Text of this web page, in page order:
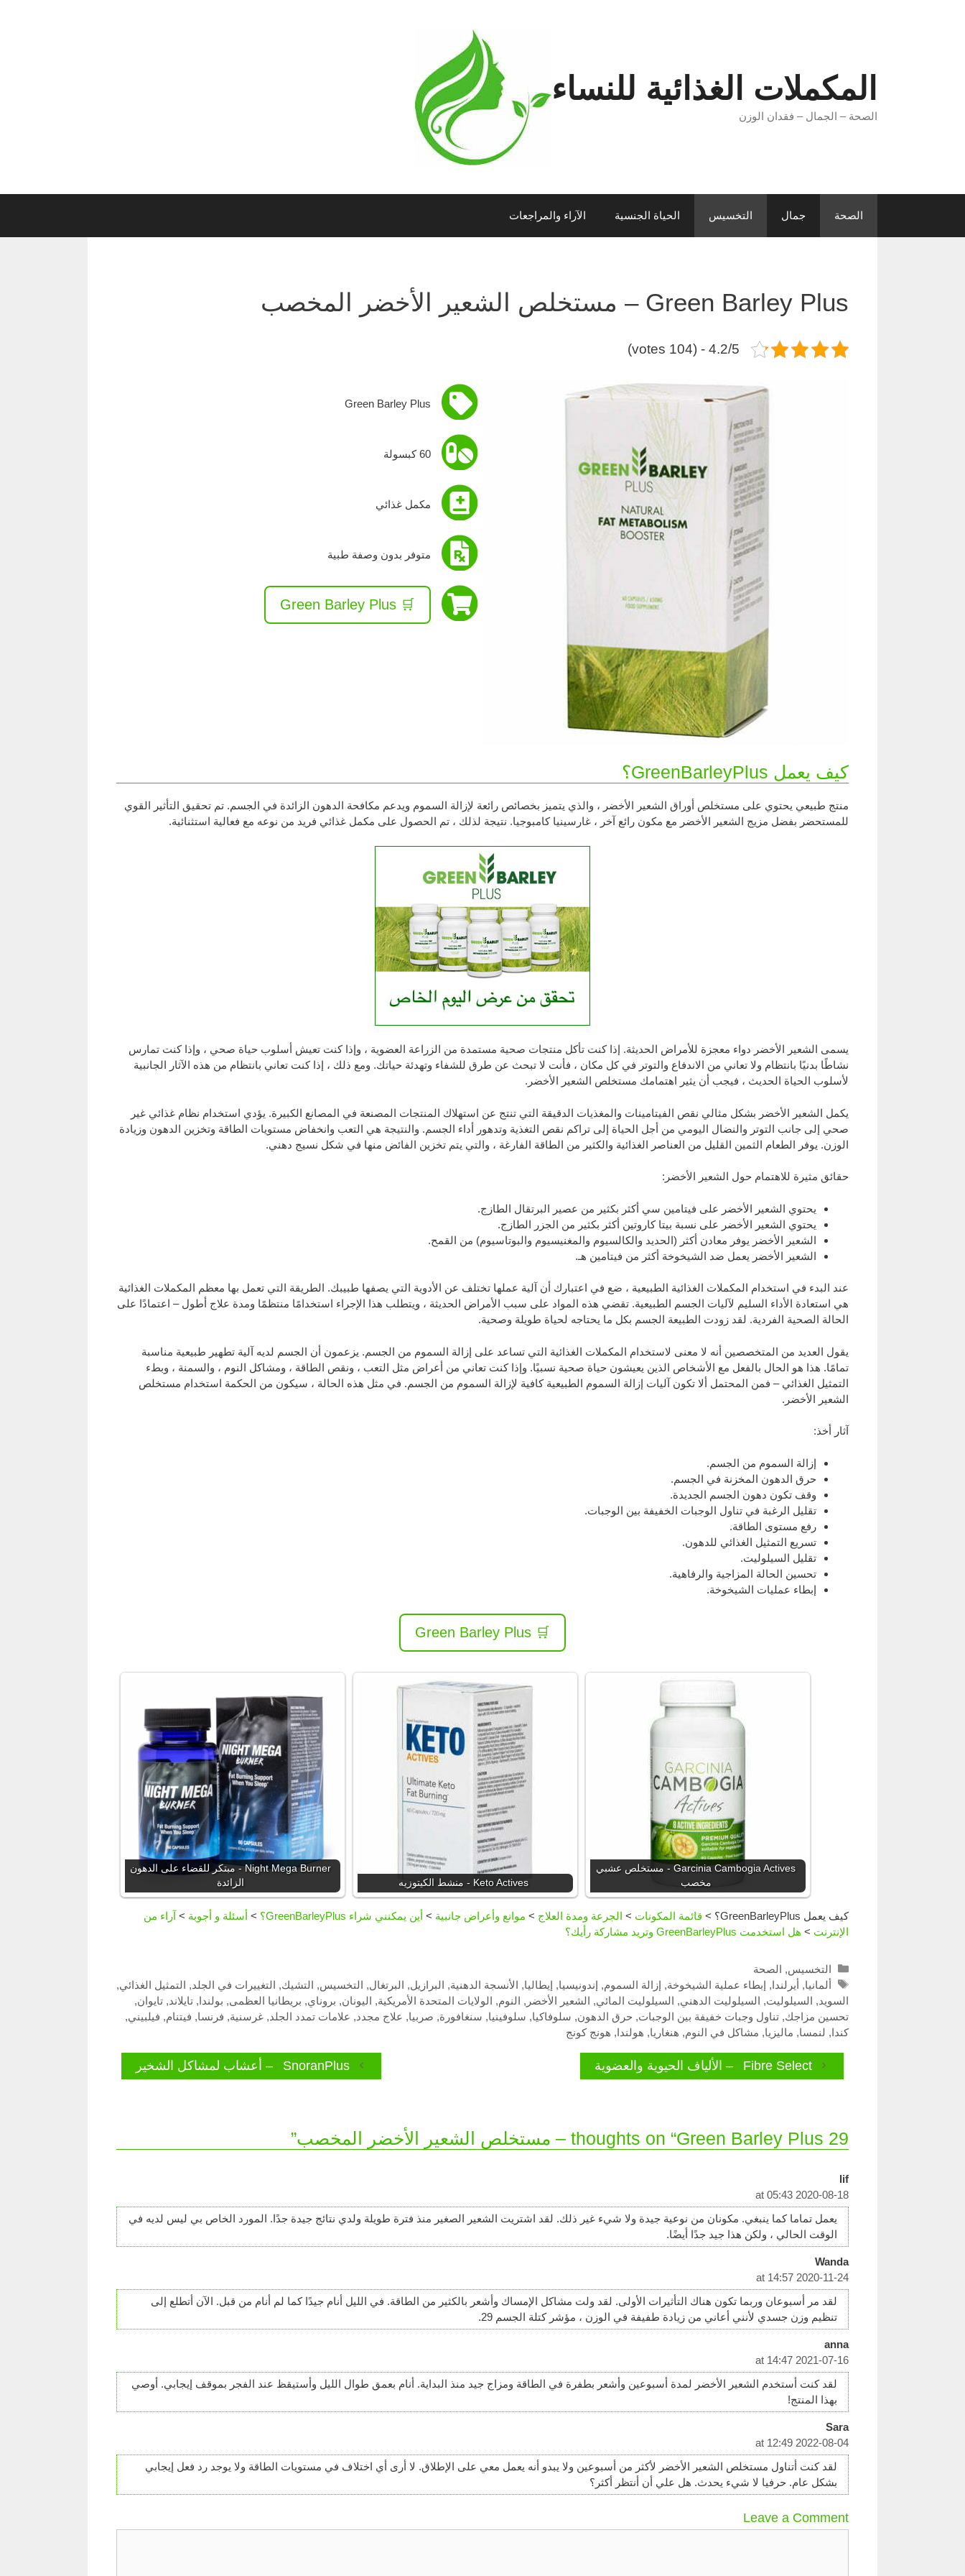
المكملات الغذائية للنساء
الصحة – الجمال – فقدان الوزن
الصحة جمال التخسيس الحياة الجنسية الآراء والمراجعات
Green Barley Plus – مستخلص الشعير الأخضر المخصب
4.2/5 - (104 votes)
Green Barley Plus
60 كبسولة
مكمل غذائي
متوفر بدون وصفة طبية
🛒 Green Barley Plus
كيف يعمل GreenBarleyPlus؟
منتج طبيعي يحتوي على مستخلص أوراق الشعير الأخضر ، والذي يتميز بخصائص رائعة لإزالة السموم ويدعم مكافحة الدهون الزائدة في الجسم. تم تحقيق التأثير القوي
للمستحضر بفضل مزيج الشعير الأخضر مع مكون رائع آخر ، غارسينيا كامبوجيا. نتيجة لذلك ، تم الحصول على مكمل غذائي فريد من نوعه مع فعالية استثنائية.
يسمى الشعير الأخضر دواء معجزة للأمراض الحديثة. إذا كنت تأكل منتجات صحية مستمدة من الزراعة العضوية ، وإذا كنت تعيش أسلوب حياة صحي ، وإذا كنت تمارس
نشاطًا بدنيًا بانتظام ولا تعاني من الاندفاع والتوتر في كل مكان ، فأنت لا تبحث عن طرق للشفاء وتهدئة حياتك. ومع ذلك ، إذا كنت تعاني بانتظام من هذه الآثار الجانبية
لأسلوب الحياة الحديث ، فيجب أن يثير اهتمامك مستخلص الشعير الأخضر.
يكمل الشعير الأخضر بشكل مثالي نقص الفيتامينات والمغذيات الدقيقة التي تنتج عن استهلاك المنتجات المصنعة في المصانع الكبيرة. يؤدي استخدام نظام غذائي غير
صحي إلى جانب التوتر والنضال اليومي من أجل الحياة إلى تراكم نقص التغذية وتدهور أداء الجسم. والنتيجة هي التعب وانخفاض مستويات الطاقة وتخزين الدهون وزيادة
الوزن. يوفر الطعام الثمين القليل من العناصر الغذائية والكثير من الطاقة الفارغة ، والتي يتم تخزين الفائض منها في شكل نسيج دهني.
حقائق مثيرة للاهتمام حول الشعير الأخضر:
يحتوي الشعير الأخضر على فيتامين سي أكثر بكثير من عصير البرتقال الطازج.
يحتوي الشعير الأخضر على نسبة بيتا كاروتين أكثر بكثير من الجزر الطازج.
الشعير الأخضر يوفر معادن أكثر (الحديد والكالسيوم والمغنيسيوم والبوتاسيوم) من القمح.
الشعير الأخضر يعمل ضد الشيخوخة أكثر من فيتامين هـ.
عند البدء في استخدام المكملات الغذائية الطبيعية ، ضع في اعتبارك أن آلية عملها تختلف عن الأدوية التي يصفها طبيبك. الطريقة التي تعمل بها معظم المكملات الغذائية
هي استعادة الأداء السليم لآليات الجسم الطبيعية. تقضي هذه المواد على سبب الأمراض الحديثة ، ويتطلب هذا الإجراء استخدامًا منتظمًا ومدة علاج أطول – اعتمادًا على
الحالة الصحية الفردية. لقد زودت الطبيعة الجسم بكل ما يحتاجه لحياة طويلة وصحية.
يقول العديد من المتخصصين أنه لا معنى لاستخدام المكملات الغذائية التي تساعد على إزالة السموم من الجسم. يزعمون أن الجسم لديه آلية تطهير طبيعية مناسبة
تمامًا. هذا هو الحال بالفعل مع الأشخاص الذين يعيشون حياة صحية نسبيًا. وإذا كنت تعاني من أعراض مثل التعب ، ونقص الطاقة ، ومشاكل النوم ، والسمنة ، وبطء
التمثيل الغذائي – فمن المحتمل ألا تكون آليات إزالة السموم الطبيعية كافية لإزالة السموم من الجسم. في مثل هذه الحالة ، سيكون من الحكمة استخدام مستخلص
الشعير الأخضر.
آثار أخذ:
إزالة السموم من الجسم.
حرق الدهون المخزنة في الجسم.
وقف تكون دهون الجسم الجديدة.
تقليل الرغبة في تناول الوجبات الخفيفة بين الوجبات.
رفع مستوى الطاقة.
تسريع التمثيل الغذائي للدهون.
تقليل السيلوليت.
تحسين الحالة المزاجية والرفاهية.
إبطاء عمليات الشيخوخة.
🛒 Green Barley Plus
Night Mega Burner - مبتكر للقضاء على الدهون
الزائدة
Keto Actives - منشط الكيتوزيه
Garcinia Cambogia Actives - مستخلص عشبي
مخصب
كيف يعمل GreenBarleyPlus؟ > قائمة المكونات > الجرعة ومدة العلاج > موانع وأعراض جانبية > أين يمكنني شراء GreenBarleyPlus؟ > أسئلة و أجوبة > آراء من
الإنترنت > هل استخدمت GreenBarleyPlus وتريد مشاركة رأيك؟
Categories
التخسيس, الصحة
Tags
ألمانيا, أيرلندا, إبطاء عملية الشيخوخة, إزالة السموم, إندونيسيا, إيطاليا, الأنسجة الدهنية, البرازيل, البرتغال, التخسيس, التشيك, التغييرات في الجلد, التمثيل الغذائي,
السويد, السيلوليت, السيلوليت الدهني, السيلوليت المائي, الشعير الأخضر , النوم, الولايات المتحدة الأمريكية, اليونان, بروناي, بريطانيا العظمى, بولندا, تايلاند, تايوان,
تحسين مزاجك, تناول وجبات خفيفة بين الوجبات, حرق الدهون, سلوفاكيا, سلوفينيا, سنغافورة, صربيا, علاج مجدد, علامات تمدد الجلد, غرسنية, فرنسا, فيتنام, فيلبيني,
كندا, لنمسا, ماليزيا, مشاكل في النوم, هنغاريا, هولندا, هونج كونج
SnoranPlus – أعشاب لمشاكل الشخير Fibre Select – الألياف الحيوية والعضوية
29 thoughts on “Green Barley Plus – مستخلص الشعير الأخضر المخصب”
lif
2020-08-18 at 05:43
يعمل تماما كما ينبغي. مكونان من نوعية جيدة ولا شيء غير ذلك. لقد اشتريت الشعير الصغير منذ فترة طويلة ولدي نتائج جيدة جدًا. المورد الخاص بي ليس لديه في
الوقت الحالي ، ولكن هذا جيد جدًا أيضًا.
Wanda
2020-11-24 at 14:57
لقد مر أسبوعان وربما تكون هناك التأثيرات الأولى. لقد ولت مشاكل الإمساك وأشعر بالكثير من الطاقة. في الليل أنام جيدًا كما لم أنام من قبل. الآن أتطلع إلى
تنظيم وزن جسدي لأنني أعاني من زيادة طفيفة في الوزن ، مؤشر كتلة الجسم 29.
anna
2021-07-16 at 14:47
لقد كنت أستخدم الشعير الأخضر لمدة أسبوعين وأشعر بطفرة في الطاقة ومزاج جيد منذ البداية. أنام بعمق طوال الليل وأستيقظ عند الفجر بموقف إيجابي. أوصي
بهذا المنتج!
Sara
2022-08-04 at 12:49
لقد كنت أتناول مستخلص الشعير الأخضر لأكثر من أسبوعين ولا يبدو أنه يعمل معي على الإطلاق. لا أرى أي اختلاف في مستويات الطاقة ولا يوجد رد فعل إيجابي
بشكل عام. حرفيا لا شيء يحدث. هل علي أن أنتظر أكثر؟
Leave a Comment